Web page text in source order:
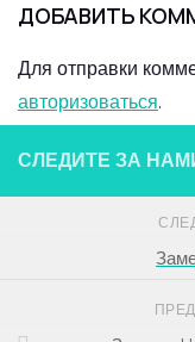
ДОБАВИТЬ
Для отправки
авторизоваться.
СЛЕДИТЕ ЗА